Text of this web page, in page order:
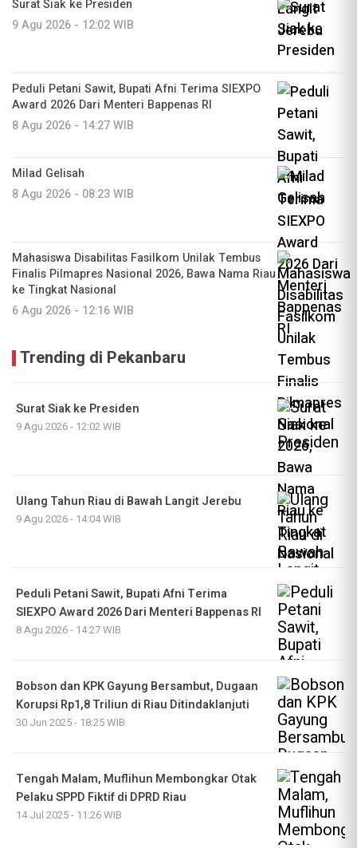
Surat Siak ke Presiden
9 Agu 2026 - 12:02 WIB
Peduli Petani Sawit, Bupati Afni Terima SIEXPO
Award 2026 Dari Menteri Bappenas RI
8 Agu 2026 - 14:27 WIB
Milad Gelisah
8 Agu 2026 - 08:23 WIB
Mahasiswa Disabilitas Fasilkom Unilak Tembus
Finalis Pilmapres Nasional 2026, Bawa Nama Riau
ke Tingkat Nasional
6 Agu 2026 - 12:16 WIB
Trending di Pekanbaru
Surat Siak ke Presiden
9 Agu 2026 - 12:02 WIB
Ulang Tahun Riau di Bawah Langit Jerebu
9 Agu 2026 - 14:04 WIB
Peduli Petani Sawit, Bupati Afni Terima
SIEXPO Award 2026 Dari Menteri Bappenas RI
8 Agu 2026 - 14:27 WIB
Bobson dan KPK Gayung Bersambut, Dugaan
Korupsi Rp1,8 Triliun di Riau Ditindaklanjuti
30 Jun 2025 - 18:25 WIB
Tengah Malam, Muflihun Membongkar Otak
Pelaku SPPD Fiktif di DPRD Riau
14 Jul 2025 - 11:26 WIB